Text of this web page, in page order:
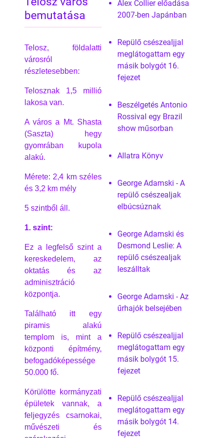
bemutatása
Telosz, földalatti
városról
részletesebben:
Telosznak 1,5 millió
lakosa van.
A város a Mt. Shasta
(Saszta) hegy
gyomrában kupola
alakú.
Mérete: 2,4 km széles
és 3,2 km mély
5 szintből áll.
1. szint:
Ez a legfelső szint a
kereskedelem, az
oktatás és az
adminisztráció
központja.
Található itt egy
piramis alakú
templom is, mint a
központi építmény,
befogadóképessége
50.000 fő.
Körülötte kormányzati
épületek vannak, a
feljegyzés csarnokai,
művészeti és
Alex Collier előadása
2007-ben Japánban
Repülő csészealjjal
meglátogattam egy
másik bolygót 16.
fejezet
Beszélgetés Antonio
Rossival egy Brazil
show műsorban
Allatra Könyv
George Adamski - A
repülő csészealjak
elbúcsúznak
George Adamski és
Desmond Leslie: A
repülő csészealjak
leszálltak
George Adamski - Az
űrhajók belsejében
Repülő csészealjjal
meglátogattam egy
másik bolygót 15.
fejezet
Repülő csészealjjal
meglátogattam egy
másik bolygót 14.
fejezet